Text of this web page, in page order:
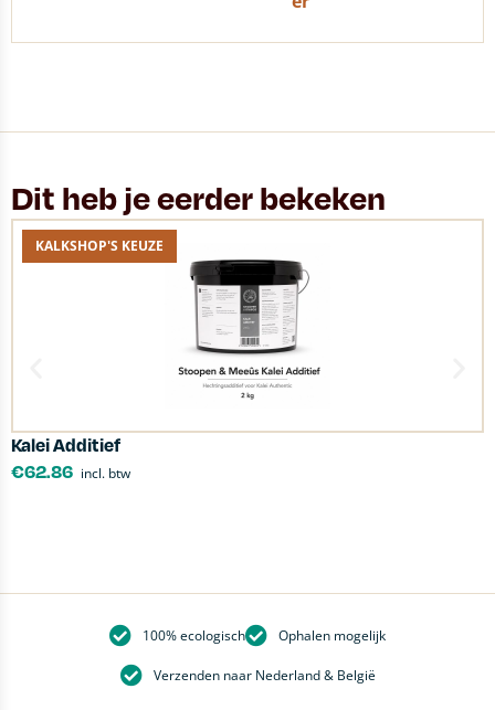
Dit heb je eerder bekeken
KALKSHOP'S KEUZE
Kalei Additief
€62.86 incl. btw
100% ecologisch Ophalen mogelijk
Verzenden naar Nederland & België